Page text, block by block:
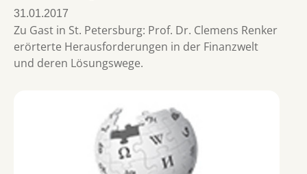
31.01.2017
Zu Gast in St. Petersburg: Prof. Dr. Clemens Renker
erörterte Herausforderungen in der Finanzwelt
und deren Lösungswege.